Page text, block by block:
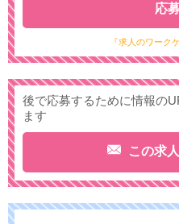
『求人のワーク
応
後で応募するために情報の
ます
この求